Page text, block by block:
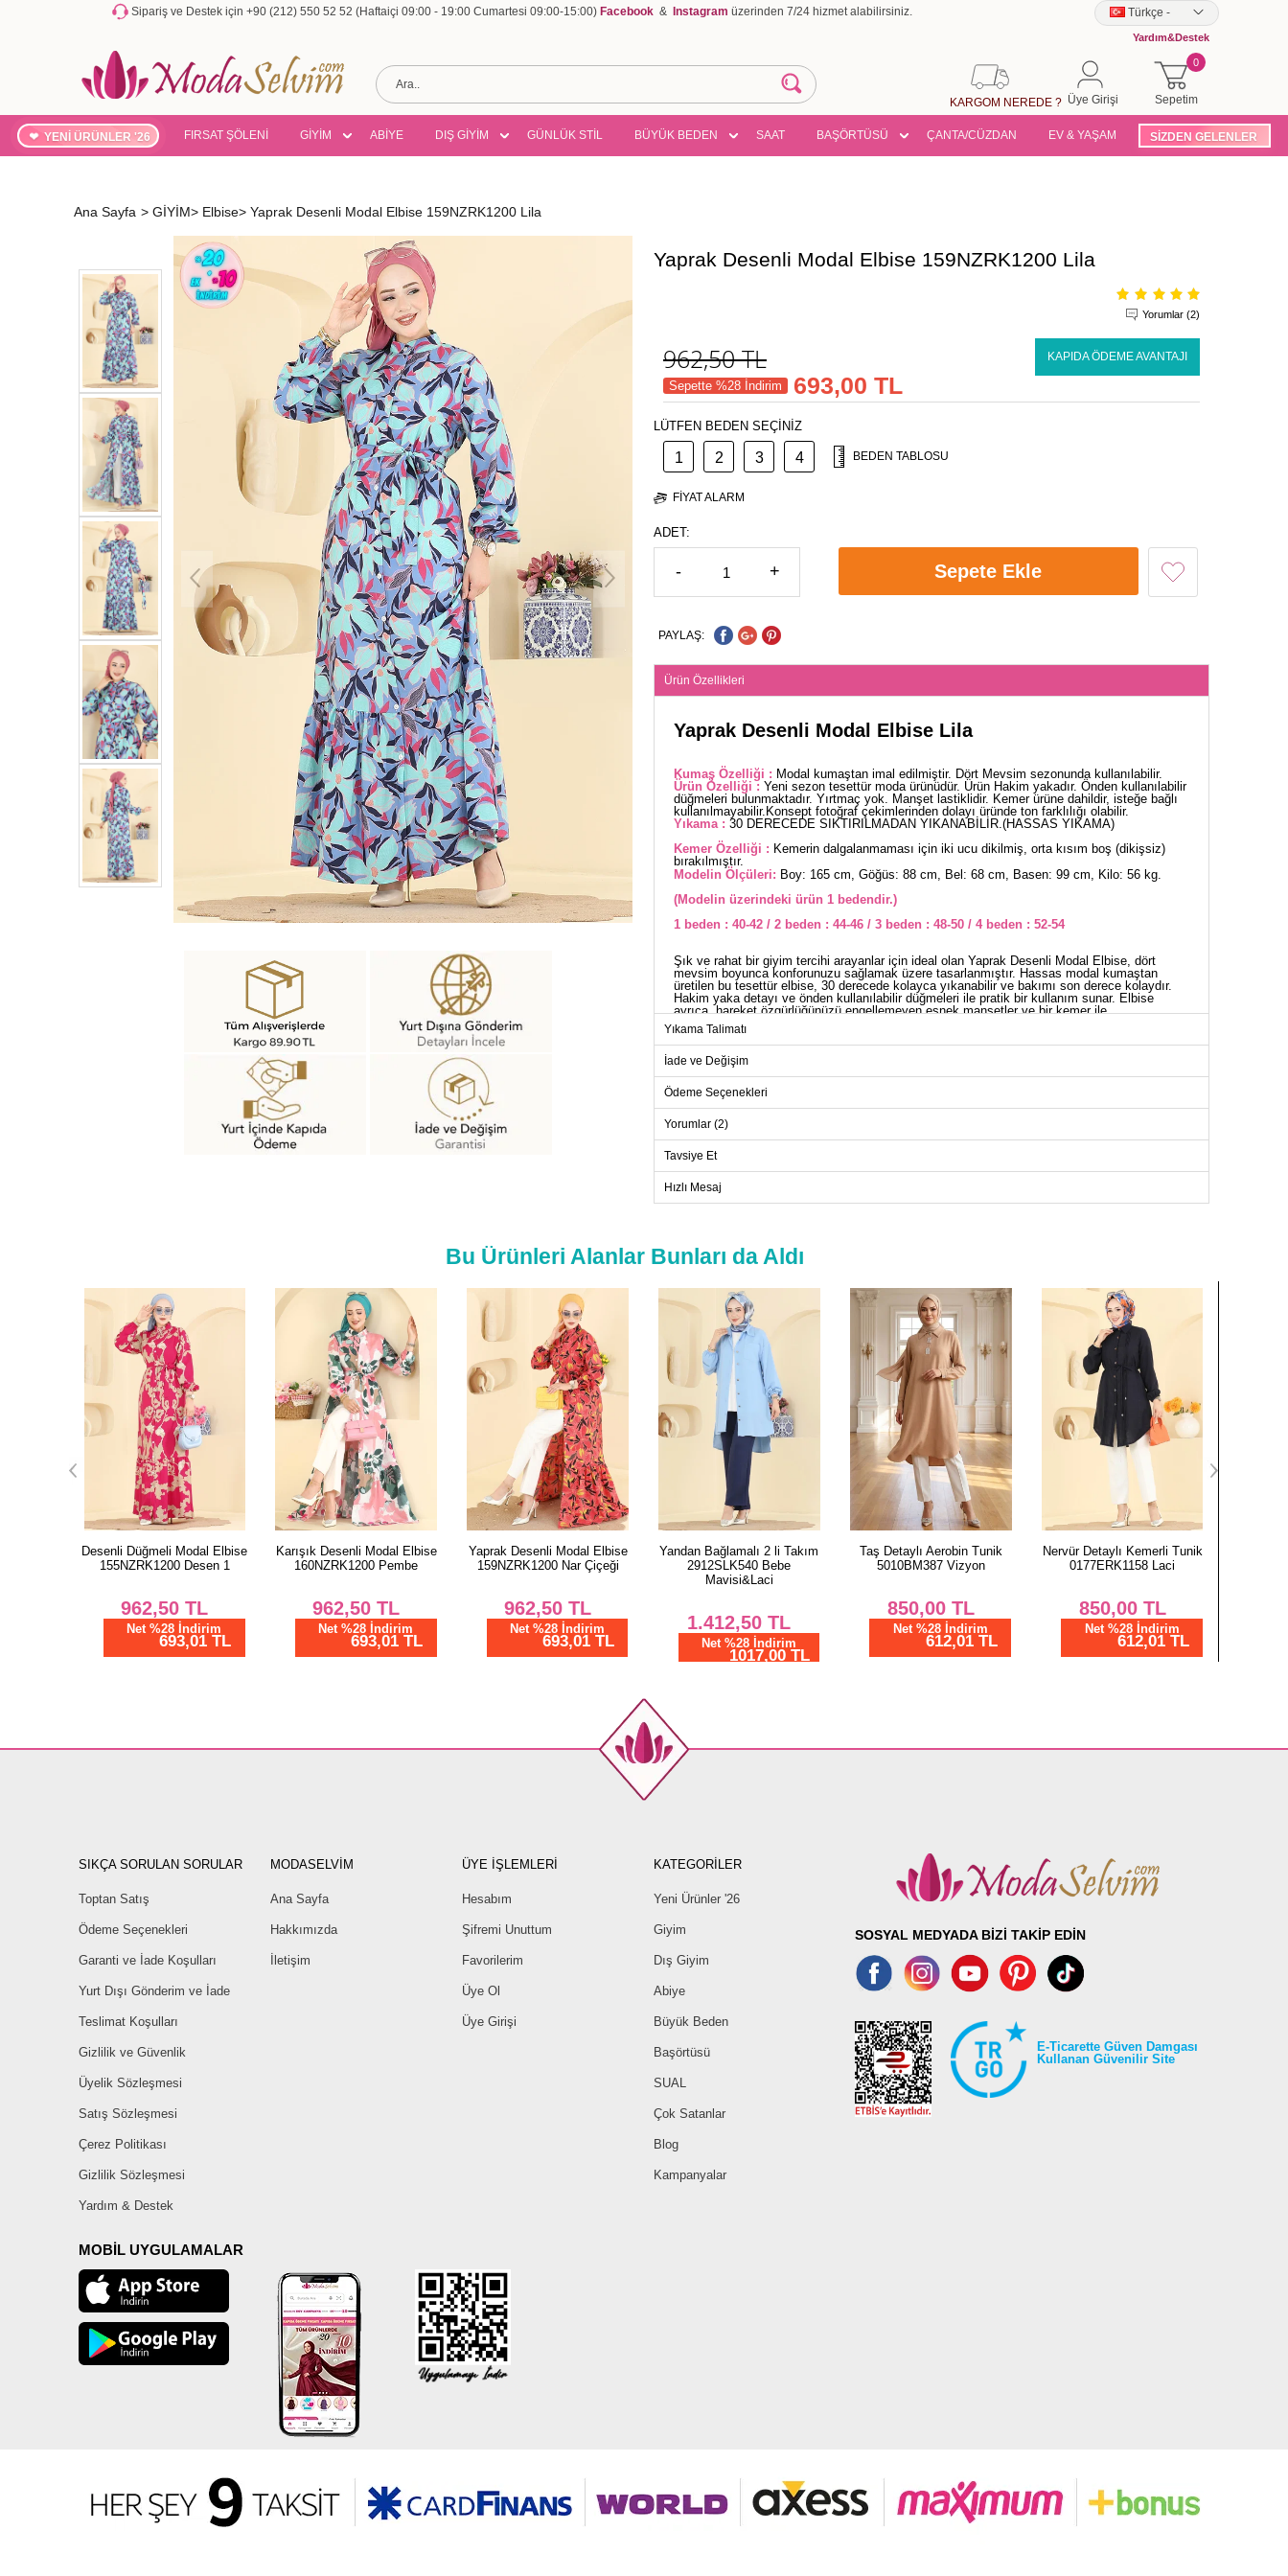
Sipariş ve Destek için +90 (212) 550 52 52 (Haftaiçi 09:00 - 19:00 Cumartesi 09:00-15:00) Facebook & Instagram üzerinden 7/24 hizmet alabilirsiniz. Türkçe -
Yardım&Destek
Sepetim
0
Üye Girişi
KARGOM NEREDE ?
YENİ ÜRÜNLER '26 FIRSAT ŞÖLENİ GİYİM ABİYE DIŞ GİYİM GÜNLÜK STİL BÜYÜK BEDEN SAAT BAŞÖRTÜSÜ ÇANTA/CÜZDAN EV & YAŞAM SİZDEN GELENLER
Ana Sayfa > GİYİM> Elbise> Yaprak Desenli Modal Elbise 159NZRK1200 Lila
Yaprak Desenli Modal Elbise 159NZRK1200 Lila
Yorumlar (2)
962,50TL KAPIDA ÖDEME AVANTAJI
Sepette %28 İndirim 693,00 TL
LÜTFEN BEDEN SEÇİNİZ
1 2 3 4 BEDEN TABLOSU
FIYAT ALARM
ADET:
- + Sepete Ekle
PAYLAŞ:
Ürün Özellikleri
Yaprak Desenli Modal Elbise Lila
Kumaş Özelliği : Modal kumaştan imal edilmiştir. Dört Mevsim sezonunda kullanılabilir.
Ürün Özelliği : Yeni sezon tesettür moda ürünüdür. Ürün Hakim yakadır. Önden kullanılabilir
düğmeleri bulunmaktadır. Yırtmaç yok. Manşet lastiklidir. Kemer ürüne dahildir, isteğe bağlı
kullanılmayabilir.Konsept fotoğraf çekimlerinden dolayı üründe ton farklılığı olabilir.
Yıkama : 30 DERECEDE SIKTIRILMADAN YIKANABİLİR.(HASSAS YIKAMA)
Kemer Özelliği : Kemerin dalgalanmaması için iki ucu dikilmiş, orta kısım boş (dikişsiz)
bırakılmıştır.
Modelin Ölçüleri: Boy: 165 cm, Göğüs: 88 cm, Bel: 68 cm, Basen: 99 cm, Kilo: 56 kg.
(Modelin üzerindeki ürün 1 bedendir.)
1 beden : 40-42 / 2 beden : 44-46 / 3 beden : 48-50 / 4 beden : 52-54
Şık ve rahat bir giyim tercihi arayanlar için ideal olan Yaprak Desenli Modal Elbise, dört
mevsim boyunca konforunuzu sağlamak üzere tasarlanmıştır. Hassas modal kumaştan
üretilen bu tesettür elbise, 30 derecede kolayca yıkanabilir ve bakımı son derece kolaydır.
Hakim yaka detayı ve önden kullanılabilir düğmeleri ile pratik bir kullanım sunar. Elbise
ayrıca, hareket özgürlüğünüzü engellemeyen esnek manşetler ve bir kemer ile
tamamlanmaktadır. Kemer, dalgalanmayı önleyen özel bir tasarıma sahip olup, isteğe bağlı
olarak çıkarılabilir.
Beden
1
100
142
Yıkama Talimatı
İade ve Değişim
Ödeme Seçenekleri
Yorumlar (2)
Tavsiye Et
Hızlı Mesaj
Bu Ürünleri Alanlar Bunları da Aldı
Karışık Desenli Modal Elbise
160NZRK1200 Pembe
962,50 TL
Net %28 İndirim
693,01 TL
Yaprak Desenli Modal Elbise
159NZRK1200 Nar Çiçeği
962,50 TL
Net %28 İndirim
693,01 TL
Yandan Bağlamalı 2 li Takım
2912SLK540 Bebe
1.412,50TL
Net %28 İndirim
1017,00 TL
Taş Detaylı Aerobin Tunik
5010BM387 Vizyon
Net %28 İndirim
612,01 TL
Nervür Detaylı Kemerli Tunik
0177ERK1158 Laci
850,00TL
Net %28 İndirim
612,01 TL
Yırtmaç Düğmeli Tunik
3047KTR750 Koyu Lila
862,50TL
Net %28 İndirim
621,01 TL
SIKÇA SORULAN SORULAR
Toptan Satış
Ödeme Seçenekleri
Garanti ve İade Koşulları
Yurt Dışı Gönderim ve İade
Teslimat Koşulları
Gizlilik ve Güvenlik
Üyelik Sözleşmesi
Satış Sözleşmesi
Çerez Politikası
Gizlilik Sözleşmesi
Yardım & Destek
MODASELVİM
Ana Sayfa
Hakkımızda
İletişim
ÜYE İŞLEMLERİ
Hesabım
Şifremi Unuttum
Favorilerim
Üye Ol
Üye Girişi
KATEGORİLER
Yeni Ürünler '26
Giyim
Dış Giyim
Abiye
Büyük Beden
Başörtüsü
SUAL
Çok Satanlar
Blog
Kampanyalar
MOBİL UYGULAMALAR
SOSYAL MEDYADA BİZİ TAKİP EDİN
E-Ticarette Güven Damgası
Kullanan Güvenilir Site